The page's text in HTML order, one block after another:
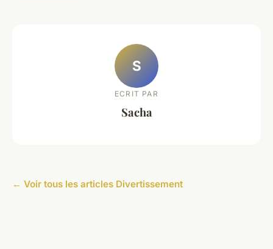
S
ECRIT PAR
Sacha
← Voir tous les articles Divertissement